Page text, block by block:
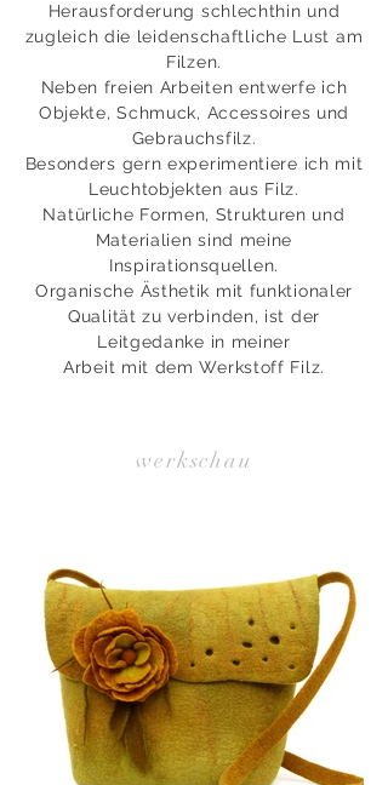
Herausforderung schlechthin und
zugleich die leidenschaftliche Lust am
Filzen.
Neben freien Arbeiten entwerfe ich
Objekte, Schmuck, Accessoires und
Gebrauchsfilz.
Besonders gern experimentiere ich mit
Leuchtobjekten aus Filz.
Natürliche Formen, Strukturen und
Materialien sind meine
Inspirationsquellen.
Organische Ästhetik mit funktionaler
Qualität zu verbinden, ist der
Leitgedanke in meiner
Arbeit mit dem Werkstoff Filz.
werkschau